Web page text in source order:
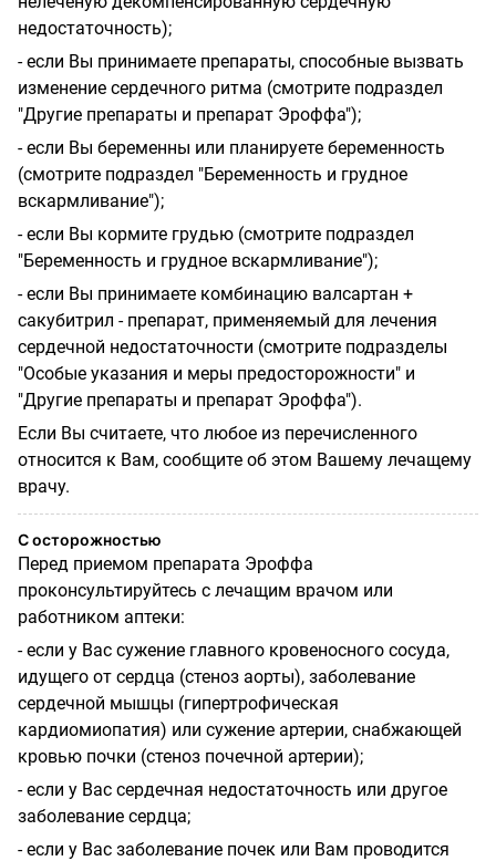
недостаточность);
- если Вы принимаете препараты, способные вызвать
изменение сердечного ритма (смотрите подраздел
"Другие препараты и препарат Эроффа");
- если Вы беременны или планируете беременность
(смотрите подраздел "Беременность и грудное
вскармливание");
- если Вы кормите грудью (смотрите подраздел
"Беременность и грудное вскармливание");
- если Вы принимаете комбинацию валсартан +
сакубитрил - препарат, применяемый для лечения
сердечной недостаточности (смотрите подразделы
"Особые указания и меры предосторожности" и
"Другие препараты и препарат Эроффа").
Если Вы считаете, что любое из перечисленного
относится к Вам, сообщите об этом Вашему лечащему
врачу.
С осторожностью
Перед приемом препарата Эроффа
проконсультируйтесь с лечащим врачом или
работником аптеки:
- если у Вас сужение главного кровеносного сосуда,
идущего от сердца (стеноз аорты), заболевание
сердечной мышцы (гипертрофическая
кардиомиопатия) или сужение артерии, снабжающей
кровью почки (стеноз почечной артерии);
- если у Вас сердечная недостаточность или другое
заболевание сердца;
- если у Вас заболевание почек или Вам проводится